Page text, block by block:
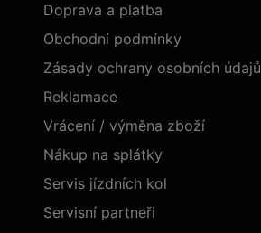
Doprava a platba
Obchodní podmínky
Zásady ochrany osobních údajů
Reklamace
Vrácení / výměna zboží
Nákup na splátky
Servis jízdních kol
Servisní partneři